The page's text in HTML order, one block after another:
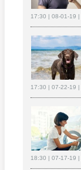
17:30 | 08-01-19 |
17:30 | 07-22-19 |
18:30 | 07-17-19 |